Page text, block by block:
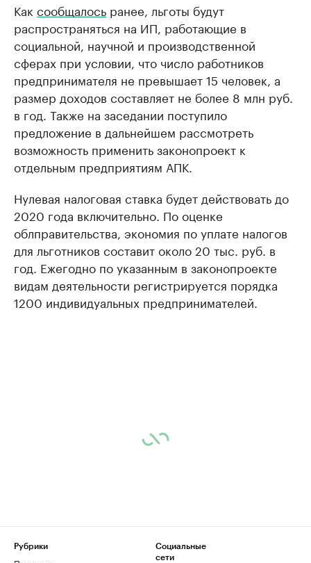
Как сообщалось ранее, льготы будут
распространяться на ИП, работающие в
социальной, научной и производственной
сферах при условии, что число работников
предпринимателя не превышает 15 человек, а
размер доходов составляет не более 8 млн руб.
в год. Также на заседании поступило
предложение в дальнейшем рассмотреть
возможность применить законопроект к
отдельным предприятиям АПК.
Нулевая налоговая ставка будет действовать до
2020 года включительно. По оценке
облправительства, экономия по уплате налогов
для льготников составит около 20 тыс. руб. в
год. Ежегодно по указанным в законопроекте
видам деятельности регистрируется порядка
1200 индивидуальных предпринимателей.
Рубрики
Социальные
сети